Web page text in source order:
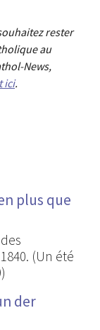
rester
au
News,
ici.
plus que
(Un été
der